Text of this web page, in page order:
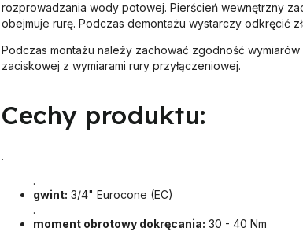
rozprowadzania wody potowej. Pierścień wewnętrzny
obejmuje rurę. Podczas demontażu wystarczy odkręcić
Podczas montażu należy zachować zgodność wymiarów
zaciskowej z wymiarami rury przyłączeniowej.
Cechy produktu:
.
.
gwint: 3/4" Eurocone (EC)
.
moment obrotowy dokręcania: 30 - 40 Nm